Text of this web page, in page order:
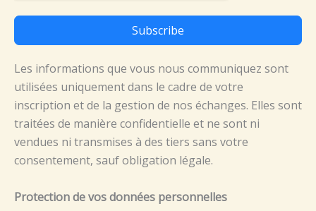
Subscribe
Les informations que vous nous communiquez sont
utilisées uniquement dans le cadre de votre
inscription et de la gestion de nos échanges. Elles sont
traitées de manière confidentielle et ne sont ni
vendues ni transmises à des tiers sans votre
consentement, sauf obligation légale.
Protection de vos données personnelles